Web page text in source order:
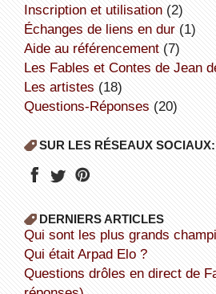
inscription et utilisation(2)
échanges de liens en dur(1)
aide au référencement(7)
Les Fables et Contes de Jean
Les artistes (18)
Questions-Réponses (20)
SUR LES RÉSEAUX SOCIAUX:
DERNIERS ARTICLES
Qui sont les plus grands
Qui était Arpad Elo ?
Questions drôles en direct de Facebook (avec les